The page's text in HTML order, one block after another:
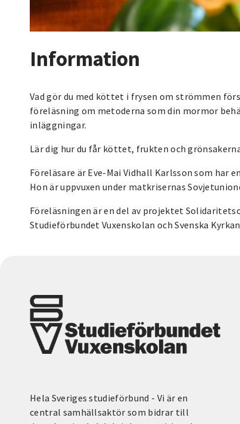
Information
Vad gör du med köttet i frysen om strömmen
föreläsning om metoderna som din mormor
inläggningar.
Lär dig hur du får köttet, frukten och
Föreläsare är Eve-Mai Vidhall Karlsson som
Hon är uppvuxen under matkrisernas
Föreläsningen är en del av projektet
Studieförbundet Vuxenskolan och Svenska
Hela Sveriges studieförbund - Vi är en
central samhällsaktör som bidrar till